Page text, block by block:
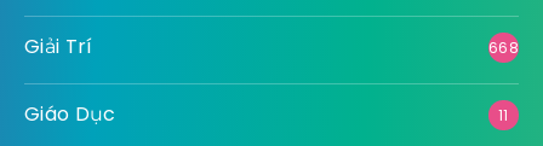
Giải Trí 668
Giáo Dục 11